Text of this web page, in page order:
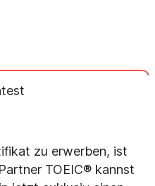
zu erwerben, ist
TOEIC® kannst